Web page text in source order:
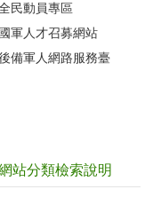
民動員專區
國軍人才召募網站
備軍人網路服務臺
站分類檢索說明